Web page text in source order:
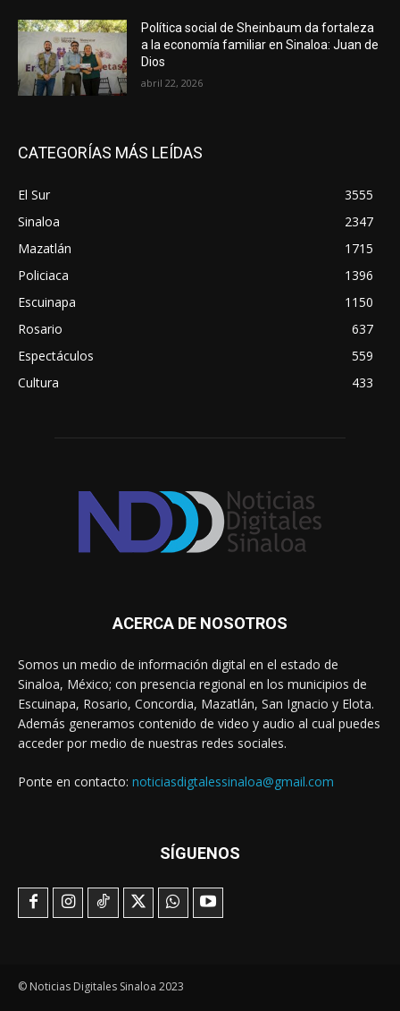
Política social de Sheinbaum da fortaleza
a la economía familiar en Sinaloa: Juan de
Dios
abril 22, 2026
CATEGORÍAS MÁS LEÍDAS
El Sur
3555
Sinaloa
2347
Mazatlán
1715
Policiaca
1396
Escuinapa
1150
Rosario
637
Espectáculos
559
Cultura
433
ACERCA DE NOSOTROS
Somos un medio de información digital en el estado de
Sinaloa, México; con presencia regional en los municipios de
Escuinapa, Rosario, Concordia, Mazatlán, San Ignacio y Elota.
Además generamos contenido de video y audio al cual puedes
acceder por medio de nuestras redes sociales.
Ponte en contacto: noticiasdigtalessinaloa@gmail.com
SÍGUENOS
© Noticias Digitales Sinaloa 2023